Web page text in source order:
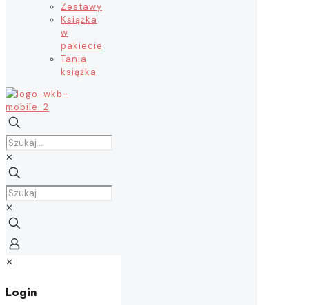
Zestawy
Książka
w
pakiecie
Tania
książka
✕
✕
✕
Login